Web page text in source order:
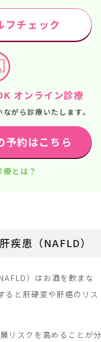
フチェック
オンライン診療
がら診療いたします。
予約はこちら
とは？
疾患（NAFLD）
）はお酒を飲まな
ると肝硬変や肝癌のリス
リスクを高めることが